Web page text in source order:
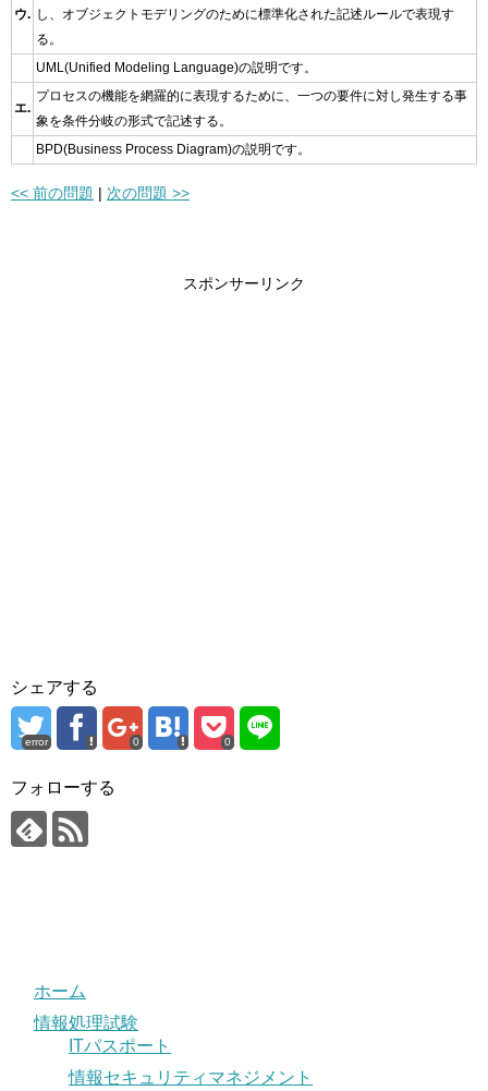
ウ. し、オブジェクトモデリングのために標準化された記述ルールで表現す
る。
UML(Unified Modeling Language)の説明です。
エ.
プロセスの機能を網羅的に表現するために、一つの要件に対し発生する事
象を条件分岐の形式で記述する。
BPD(Business Process Diagram)の説明です。
<< 前の問題 | 次の問題 >>
スポンサーリンク
シェアする
error 0 0
フォローする
ホーム
情報処理試験
ITパスポート
情報セキュリティマネジメント